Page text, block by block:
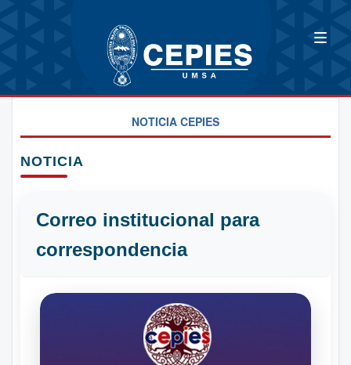
NOTICIA CEPIES
NOTICIA
Correo institucional para
correspondencia